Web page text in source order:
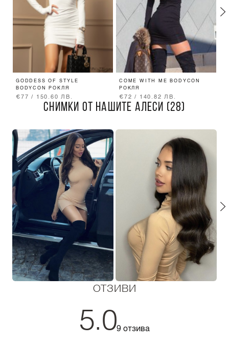
GODDESS OF STYLE
BODYCON РОКЛЯ
€77 / 150.60 ЛВ.
COME WITH ME BODYCON
РОКЛЯ
€72 / 140.82 ЛВ.
СНИМКИ ОТ НАШИТЕ АЛЕСИ (28)
ОТЗИВИ
5.09 отзива